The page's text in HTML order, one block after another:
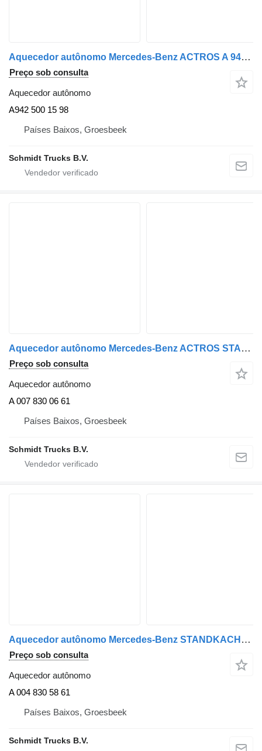
Aquecedor autônomo Mercedes-Benz ACTROS A 942 500 15 98 STANDKACHEL A942 500 15 98 para camião
Preço sob consulta
Aquecedor autônomo
A942 500 15 98
Países Baixos, Groesbeek
Schmidt Trucks B.V.
Aquecedor autônomo Mercedes-Benz ACTROS STANDKACHEL A 007 830 06 61 para camião
Preço sob consulta
Aquecedor autônomo
A 007 830 06 61
Países Baixos, Groesbeek
Schmidt Trucks B.V.
Aquecedor autônomo Mercedes-Benz STANDKACHEL A 004 830 58 61 para camião
Preço sob consulta
Aquecedor autônomo
A 004 830 58 61
Países Baixos, Groesbeek
Schmidt Trucks B.V.